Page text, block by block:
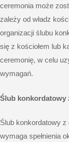
ceremonia może
zależy od władz
organizacji ślubu
się z kościołem lub
ceremonię, w celu
wymagań.
Ślub konkordatowy
Ślub konkordatowy
wymaga spełnienia